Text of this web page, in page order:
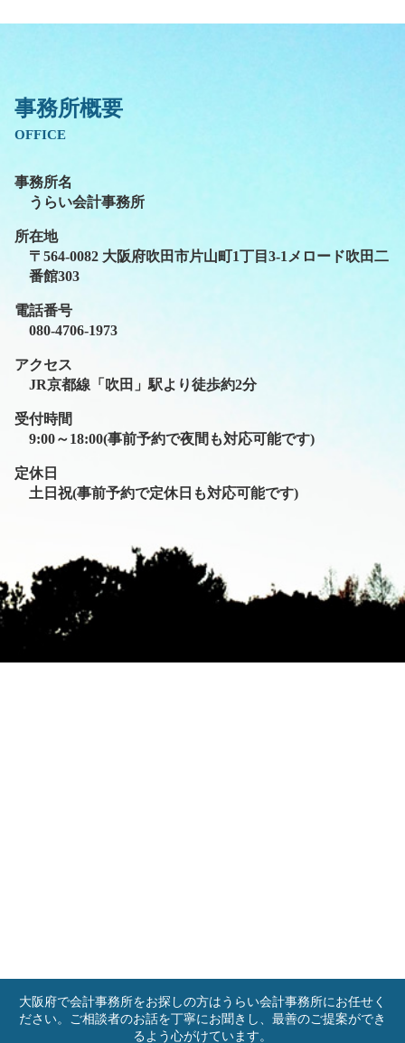
事務所概要
OFFICE
事務所名
うらい会計事務所
所在地
〒564-0082 大阪府吹田市片山町1丁目3-1メロード吹田二
番館303
電話番号
080-4706-1973
アクセス
JR京都線「吹田」駅より徒歩約2分
受付時間
9:00～18:00(事前予約で夜間も対応可能です)
定休日
土日祝(事前予約で定休日も対応可能です)
大阪府で会計事務所をお探しの方はうらい会計事務所にお任せく
ださい。ご相談者のお話を丁寧にお聞きし、最善のご提案ができ
るよう心がけています。